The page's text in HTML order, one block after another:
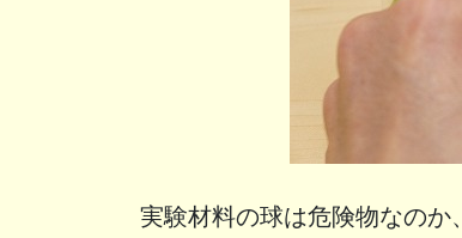
実験材料の球は危険物なの